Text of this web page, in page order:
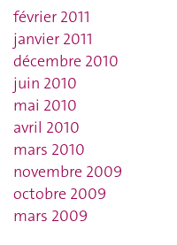
février 2011
janvier 2011
décembre 2010
juin 2010
mai 2010
avril 2010
mars 2010
novembre 2009
octobre 2009
mars 2009